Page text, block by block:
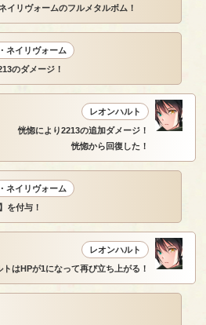
イリヴォームのフルメタルボム！
ネイリヴォーム
のダメージ！
レオンハルト
恍惚により2213の追加ダメージ！
恍惚から回復した！
ネイリヴォーム
を付与！
レオンハルト
トはHPが1になって再び立ち上がる！